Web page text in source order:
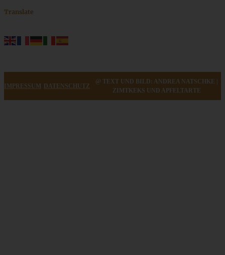
Translate
IMPRESSUM DATENSCHUTZ
@ TEXT UND BILD: ANDREA NATSCHKE |
ZIMTKEKS UND APFELTARTE